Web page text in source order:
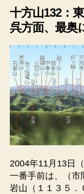
十方山132：
呉方面、最奥
2004年11月13日
一番手前は、（市
岩山（１１３５．